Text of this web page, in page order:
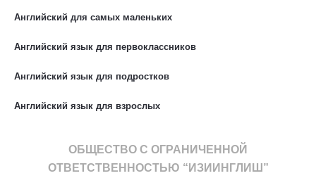
Английский для самых маленьких
Английский язык для первоклассников
Английский язык для подростков
Английский язык для взрослых
ОБЩЕСТВО С ОГРАНИЧЕННОЙ
ОТВЕТСТВЕННОСТЬЮ “ИЗИИНГЛИШ”